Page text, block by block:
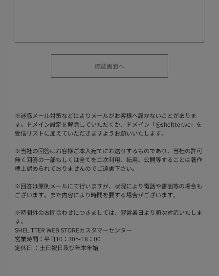
※迷惑メール対策などによりメールがお客様へ届かないことがありま
す。ドメイン設定を解除していただくか、ドメイン「@sheltter.vc」を
受信リストに加えていただきますようお願いいたします。
※当社の回答はお客様ご本人宛てにお送りするものであり、当社の許可
無く回答の一部もしくは全てを二次利用、転用、公開等することは著作
権上認められておりませんのでご遠慮下さい。
※回答は原則メールにて行いますが、状況により電話や書面等の場合も
ございます。また内容により時間を要する場合がございます。
※時間外のお問合わせにつきましては、翌営業日より順次対応いたしま
す。
SHEL'TTER WEB STOREカスタマーセンター
営業時間：平日10：30～18：00
定休日 ：土日祝日及び年末年始